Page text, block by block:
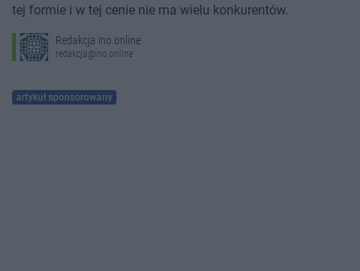
tej formie i w tej cenie nie ma wielu konkurentów.
Redakcja Ino.online
redakcja@ino.online
artykuł sponsorowany